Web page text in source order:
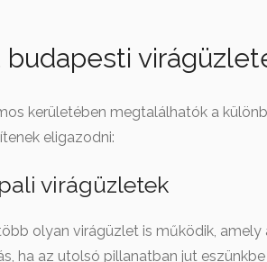
kerületében megtalálhatók a
eligazodni:
virágüzletek
olyan virágüzlet is működik,
ha az utolsó pillanatban jut